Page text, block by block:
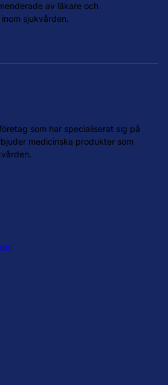
av läkare och
sjukvården.
som har specialiserat sig på
medicinska produkter som